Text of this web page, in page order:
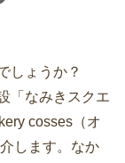
しょうか？
「なみきスクエ
cosses（オ
します。なか